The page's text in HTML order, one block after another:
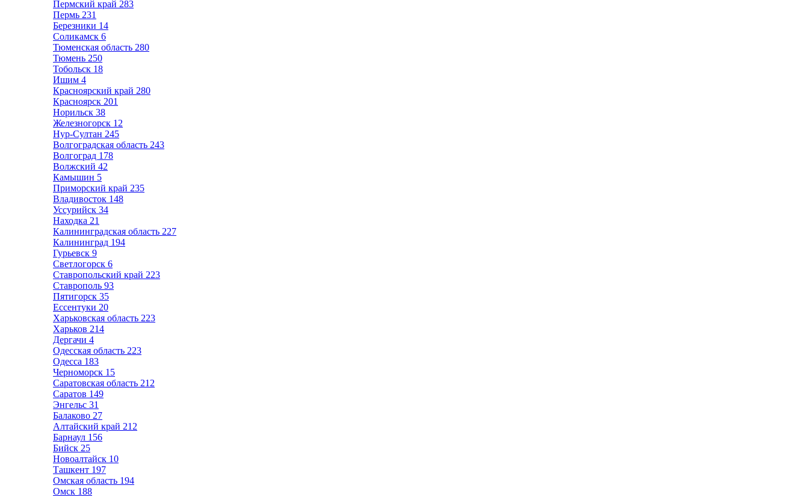
Пермский край 283
Пермь 231
Березники 14
Соликамск 6
Тюменская область 280
Тюмень 250
Тобольск 18
Ишим 4
Красноярский край 280
Красноярск 201
Норильск 38
Железногорск 12
Нур-Султан 245
Волгоградская область 243
Волгоград 178
Волжский 42
Камышин 5
Приморский край 235
Владивосток 148
Уссурийск 34
Находка 21
Калининградская область 227
Калининград 194
Гурьевск 9
Светлогорск 6
Ставропольский край 223
Ставрополь 93
Пятигорск 35
Ессентуки 20
Харьковская область 223
Харьков 214
Дергачи 4
Одесская область 223
Одесса 183
Черноморск 15
Саратовская область 212
Саратов 149
Энгельс 31
Балаково 27
Алтайский край 212
Барнаул 156
Бийск 25
Новоалтайск 10
Ташкент 197
Омская область 194
Омск 188